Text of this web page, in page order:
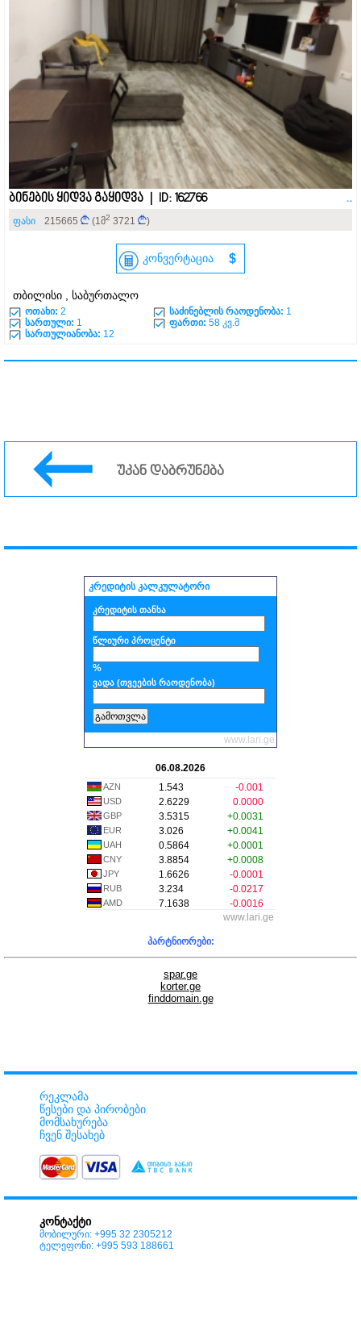
ბინების ყიდვა გაყიდვა | ID: 162766 ..
ფასი 215665 (1მ2 3721 )
კონვერტაცია $
თბილისი , საბურთალო
ოთახი: 2 საძინებლის რაოდენობა: 1
სართული: 1 ფართი: 58 კვ.მ
სართულიანობა: 12
უკან დაბრუნება
კრედიტის კალკულატორი
კრედიტის თანხა
წლიური პროცენტი
%
ვადა (თვეების რაოდენობა)
www.lari.ge
06.08.2026
AZN 1.543 -0.001
USD 2.6229 0.0000
GBP 3.5315 +0.0031
EUR 3.026 +0.0041
UAH 0.5864 +0.0001
CNY 3.8854 +0.0008
JPY 1.6626 -0.0001
RUB 3.234 -0.0217
AMD 7.1638
-0.0016
www.lari.ge
პარტნიორები:
spar.ge
korter.ge
finddomain.ge
რეკლამა
წესები და პირობები
მომსახურება
ჩვენ შესახებ
კონტაქტი
მობილური: +995 32 2305212
ტელეფონი: +995 593 188661